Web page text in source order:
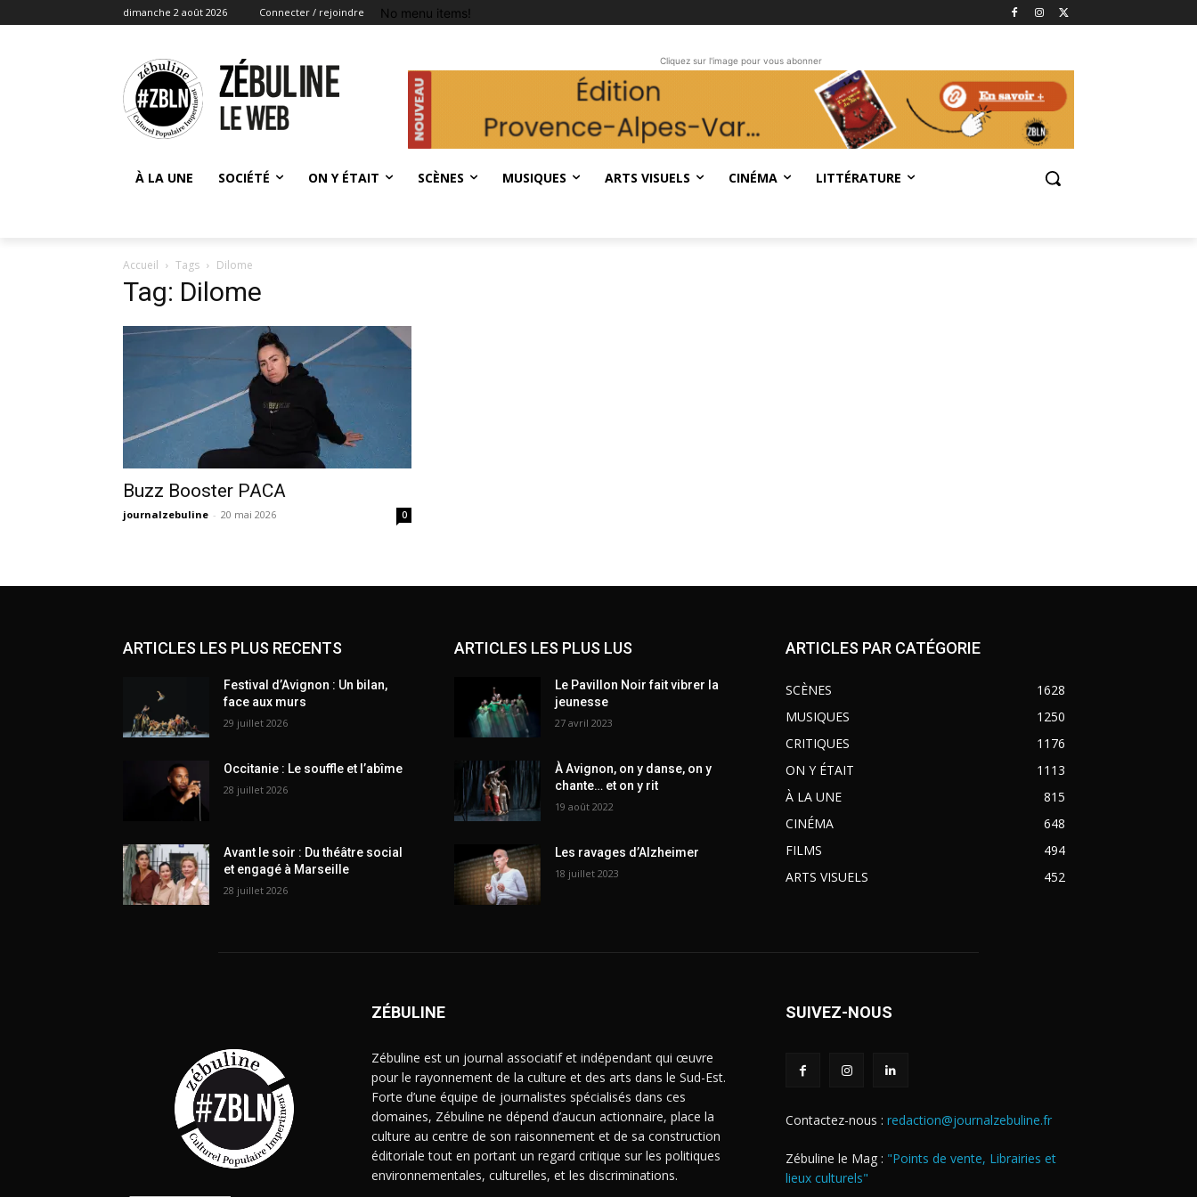
dimanche 2 août 2026 Connecter / rejoindre No menu items!
Cliquez sur l'image pour vous abonner
À LA UNE SOCIÉTÉ ON Y ÉTAIT SCÈNES MUSIQUES ARTS VISUELS CINÉMA LITTÉRATURE
Accueil Tags Dilome
Tag: Dilome
Buzz Booster PACA
journalzebuline - 20 mai 2026 0
ARTICLES LES PLUS RECENTS
Festival d’Avignon : Un bilan,
face aux murs
29 juillet 2026
Occitanie : Le souffle et l’abîme
28 juillet 2026
Avant le soir : Du théâtre social
et engagé à Marseille
28 juillet 2026
ARTICLES LES PLUS LUS
Le Pavillon Noir fait vibrer la
jeunesse
27 avril 2023
À Avignon, on y danse, on y
chante… et on y rit
19 août 2022
Les ravages d’Alzheimer
18 juillet 2023
ARTICLES PAR CATÉGORIE
SCÈNES
1628
MUSIQUES
1250
CRITIQUES
1176
ON Y ÉTAIT
1113
À LA UNE
815
CINÉMA
648
FILMS
494
ARTS VISUELS
452
ZÉBULINE
Zébuline est un journal associatif et indépendant qui œuvre
pour le rayonnement de la culture et des arts dans le Sud-Est.
Forte d’une équipe de journalistes spécialisés dans ces
domaines, Zébuline ne dépend d’aucun actionnaire, place la
culture au centre de son raisonnement et de sa construction
éditoriale tout en portant un regard critique sur les politiques
environnementales, culturelles, et les discriminations.
SUIVEZ-NOUS
Contactez-nous : redaction@journalzebuline.fr
Zébuline le Mag : "Points de vente, Librairies et
lieux culturels"